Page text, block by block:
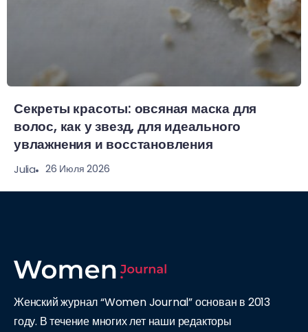
Секреты красоты: овсяная маска для
волос, как у звезд, для идеального
увлажнения и восстановления
Julia 26 Июля 2026
Женский журнал “Women Journal” основан в 2013
году. В течение многих лет наши редакторы